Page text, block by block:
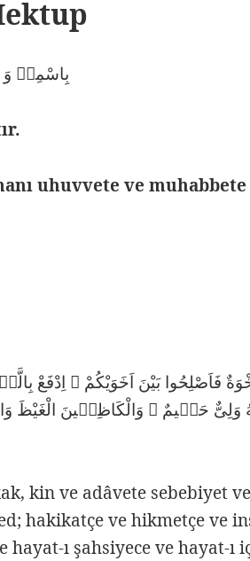
بِاسْمِهٖ وَ
uhuvvete ve muhabbete
فَاَصْلِحُوا بَيْنَ اَخَوَيْكُمْ ۞ اِدْفَعْ
وَلِىٌّ حَمٖيمٌ ۞ وَالْكَاظِمٖينَ الْغَيْظَ
kin ve adâvete sebebiyet
hakikatçe ve hikmetçe ve
ı şahsiyece ve hayat-ı